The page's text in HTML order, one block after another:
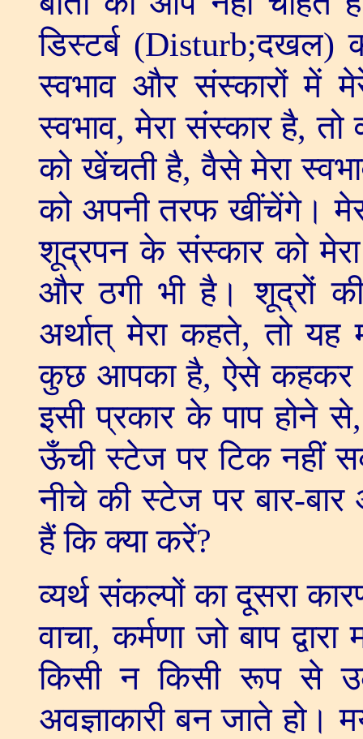
डिस्टर्ब (Disturb;दखल)
स्वभाव और संस्कारों में
स्वभाव,मेरा संस्कार है,तो
को खेंचती है,वैसे मेरा
को अपनी तरफ खींचेंगे।
शूद्रपन के संस्कार को
और ठगी भी है। शूद्रों
अर्थात् मेरा कहते,तो यह
कुछ आपका है,ऐसे कहकर
इसी प्रकार के पाप होने से
ऊँची स्टेज पर टिक नहीं
नीचे की स्टेज पर बार-
हैं कि क्या करें?
व्यर्थ संकल्पों का दूसरा
वाचा,कर्मणा जो बाप
किसी न किसी रूप से
अवज्ञाकारी बन जाते हो।